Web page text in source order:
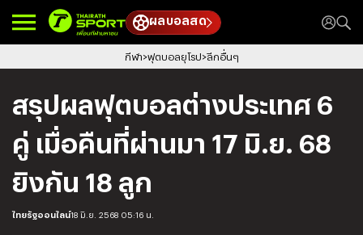
ผลบอลสด
กีฬา ฟุตบอลยุโรป ลีกอื่นๆ
สรุปผลฟุตบอลต่างประเทศ 6
คู่ เมื่อคืนที่ผ่านมา 17 มิ.ย. 68
ยิงกัน 18 ลูก
ไทยรัฐออนไลน์18 มิ.ย. 2568 05:16 น.